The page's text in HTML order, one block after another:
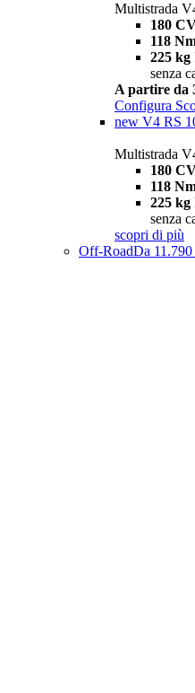
Multistrada
180
118
225 kg
senza
A partire da
Configura
new V4 RS
Multistrada
180
118
225 kg
senza
scopri di più
Off-RoadDa 11.790